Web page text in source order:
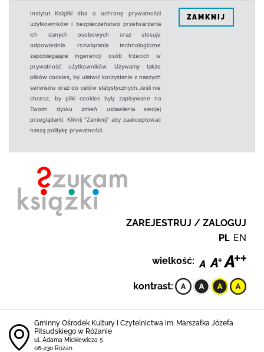
Instytut Książki dba o ochronę prywatności
użytkowników i bezpieczeństwo przetwarzania
ich danych osobowych oraz stosuje
odpowiednie rozwiązania technologiczne
zapobiegające ingerencji osób trzecich w
prywatność użytkowników. Używamy także
plików cookies, by ułatwić korzystanie z naszych
serwisów oraz do celów statystycznych.Jeśli nie
chcesz, by pliki cookies były zapisywane na
Twoim dysku zmień ustawienia swojej
przeglądarki. Kliknij "Zamknij" aby zaakceptować
naszą politykę prywatności.
ZAMKNIJ
ZAREJESTRUJ / ZALOGUJ
PL EN
wielkość:
kontrast:
Gminny Ośrodek Kultury i Czytelnictwa im. Marszałka Józefa
Piłsudskiego w Różanie
ul. Adama Mickiewicza 5
06-230 Różan